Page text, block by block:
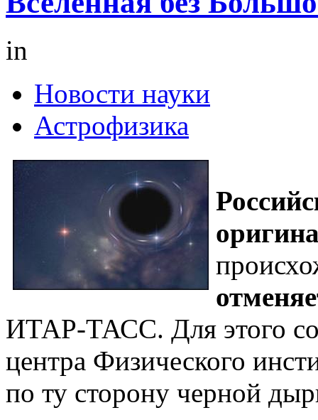
in
Новости науки
Астрофизика
ИТАР-ТАСС. Для этого
центра Физического
по ту сторону черной